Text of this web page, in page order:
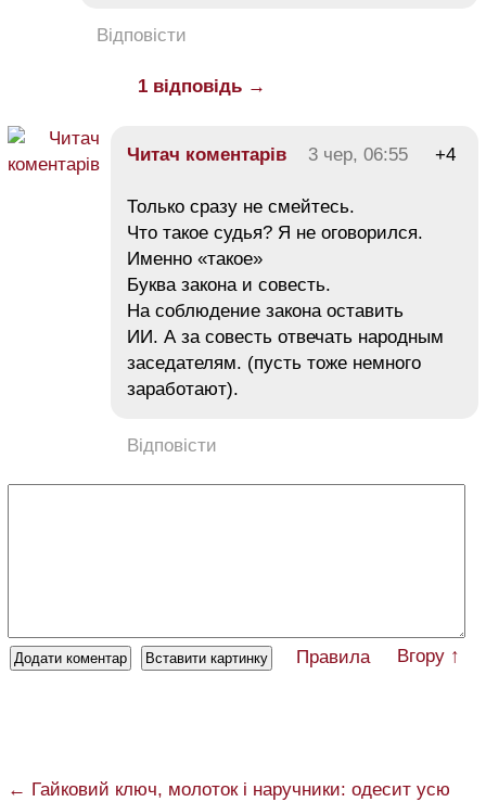
Відповісти
1 відповідь →
Читач коментарів 3 чер, 06:55 +4
Только сразу не смейтесь.
Что такое судья? Я не оговорился.
Именно «такое»
Буква закона и совесть.
На соблюдение закона оставить
ИИ. А за совесть отвечать народным
заседателям. (пусть тоже немного
заработают).
Відповісти
Правила Вгору ↑
← Гайковий ключ, молоток і наручники: одесит усю